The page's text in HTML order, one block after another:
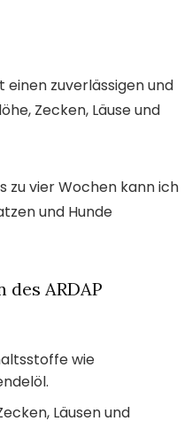
einen zuverlässigen und
Zecken, Läuse und
zu vier Wochen kann ich
und Hunde
ARDAP
wie
Läusen und